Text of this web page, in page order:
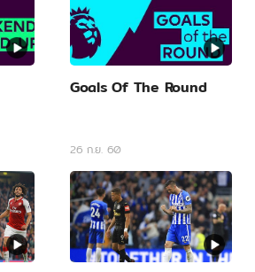
Goals Of The Round
26 ก.ย. 60